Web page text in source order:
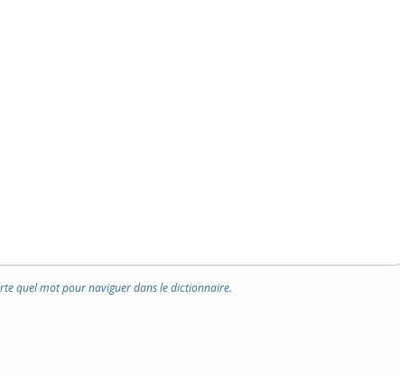
quel mot pour naviguer dans le dictionnaire.